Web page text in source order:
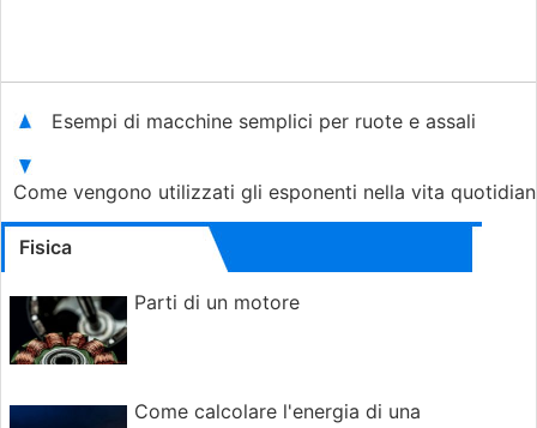
Esempi di macchine semplici per ruote e assali
Come vengono utilizzati gli esponenti nella vita
Fisica
Parti di un motore
Come calcolare l'energia di una